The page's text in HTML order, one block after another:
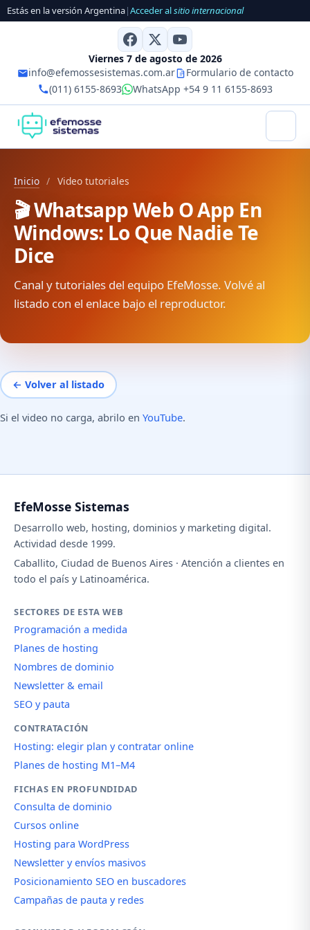
Estás en la versión Argentina|Acceder alsitio internacional
Viernes 7 de agosto de 2026
info@efemossesistemas.com.ar
Formulario de contacto
(011) 6155-8693
WhatsApp +54 9 11 6155-8693
Inicio / Video tutoriales
🎬 Whatsapp Web O App En
Windows: Lo Que Nadie Te
Dice
Canal y tutoriales del equipo EfeMosse. Volvé al
listado con el enlace bajo el reproductor.
← Volver al listado
Si el video no carga, abrilo en YouTube.
EfeMosse Sistemas
Desarrollo web, hosting, dominios y marketing digital.
Actividad desde 1999.
Caballito, Ciudad de Buenos Aires · Atención a clientes en
todo el país y Latinoamérica.
SECTORES DE ESTA WEB
Programación a medida
Planes de hosting
Nombres de dominio
Newsletter & email
SEO y pauta
CONTRATACIÓN
Hosting: elegir plan y contratar online
Planes de hosting M1–M4
FICHAS EN PROFUNDIDAD
Consulta de dominio
Cursos online
Hosting para WordPress
Newsletter y envíos masivos
Posicionamiento SEO en buscadores
Campañas de pauta y redes